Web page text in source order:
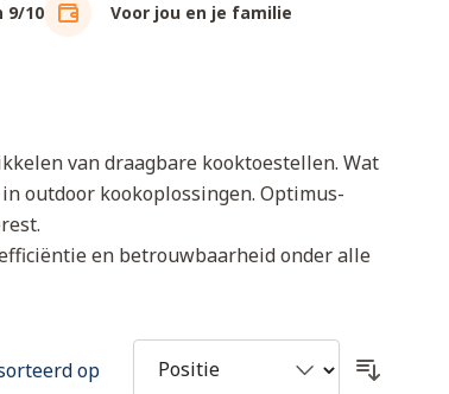
9/10 Voor jou en je familie
van draagbare kooktoestellen. Wat
outdoor kookoplossingen. Optimus-
en betrouwbaarheid onder alle
op